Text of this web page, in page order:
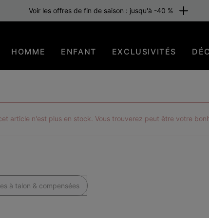
gratuite pour les membres ou dès 80 €. Adhérez maintenant
HOMME ENFANT EXCLUSIVITÉS
article n'est plus en stock. Vous trouverez peut être votre
à talon & compensées